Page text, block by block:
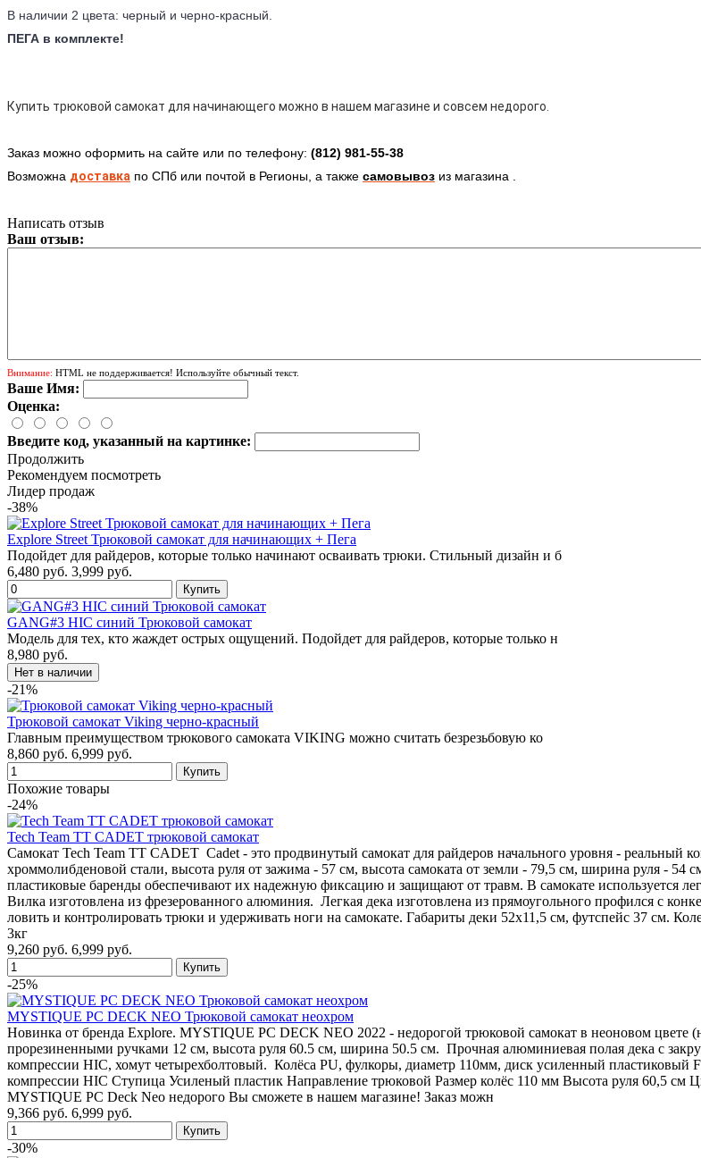
В наличии 2 цвета: черный и черно-красный.
ПЕГА в комплекте!
Купить трюковой самокат для начинающего можно в нашем магазине и совсем недорого.
Заказ можно оформить на сайте или по телефону: (812) 981-55-38
Возможна доставка по СПб или почтой в Регионы , а также самовывоз из магазина .
Написать отзыв
Ваш отзыв:
Внимание: HTML не поддерживается! Используйте обычный текст.
Ваше Имя:
Оценка:
Введите код, указанный на картинке:
Продолжить
Рекомендуем посмотреть
Лидер продаж
-38%
Explore Street Трюковой самокат для начинающих + Пега
Подойдет для райдеров, которые только начинают осваивать трюки. Стильный дизайн и б
6,480 руб. 3,999 руб.
GANG#3 HIC синий Трюковой самокат
Модель для тех, кто жаждет острых ощущений. Подойдет для райдеров, которые только н
8,980 руб.
-21%
Трюковой самокат Viking черно-красный
Главным преимуществом трюкового самоката VIKING можно считать безрезьбовую ко
8,860 руб. 6,999 руб.
Похожие товары
-24%
Tech Team TT CADET трюковой самокат
Самокат Tech Team TT CADET Cadet - это продвинутый самокат для райдеров начального уровня -
хроммолибденовой стали, высота руля от зажима - 57 см, высота самоката от земли - 79,5 см, ширина руля -
пластиковые баренды обеспечивают их надежную фиксацию и защищают от травм. В самокате используется
Вилка изготовлена из фрезерованного алюминия. Легкая дека изготовлена из прямоугольного профился с
ловить и контролировать трюки и удерживать ноги на самокате. Габариты деки 52х11,5 см, футспейс 37 см.
3кг
9,260 руб. 6,999 руб.
-25%
MYSTIQUE PC DECK NEO Трюковой самокат неохром
Новинка от бренда Explore. MYSTIQUE PC DECK NEO 2022 - недорогой трюковой самокат в неоновом цвете
прорезиненными ручками 12 см, высота руля 60.5 см, ширина 50.5 см. Прочная алюминиевая полая дека с
компрессии HIC, хомут четырехболтовый. Колёса PU, фулкоры, диаметр 110мм, диск усиленный
компрессии HIC Ступица Усиленый пластик Направление трюковой Размер колёс 110 мм Высота руля 60,5
MYSTIQUE PC Deck Neo недорого Вы сможете в нашем магазине! Заказ можн
9,366 руб. 6,999 руб.
-30%